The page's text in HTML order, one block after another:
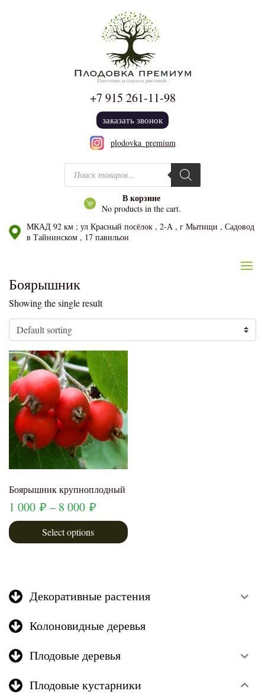
+7 915 261-11-98
заказать звонок
plodovka_premium
Поиск товаров
В корзине
No products in the cart.
МКАД 92 км ; ул Красный посёлок , 2-А , г Мытищи , Садовод
в Тайнинском , 17 павильон
Декоративные растения
Колоновидные деревья
Плодовые деревья
Плодовые кустарники
Боярышник
Showing the single result
Боярышник крупноплодный
1 000 ₽ – 8 000 ₽
Select options